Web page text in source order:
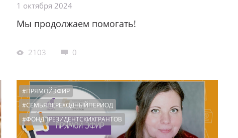
1 октября 2024
Мы продолжаем помогать!
2103 0
#ПРЯМОЙЭФИР
#СЕМЬЯПЕРЕХОДНЫЙПЕРИОД
#ФОНДПРЕЗИДЕНТСКИХГРАНТОВ